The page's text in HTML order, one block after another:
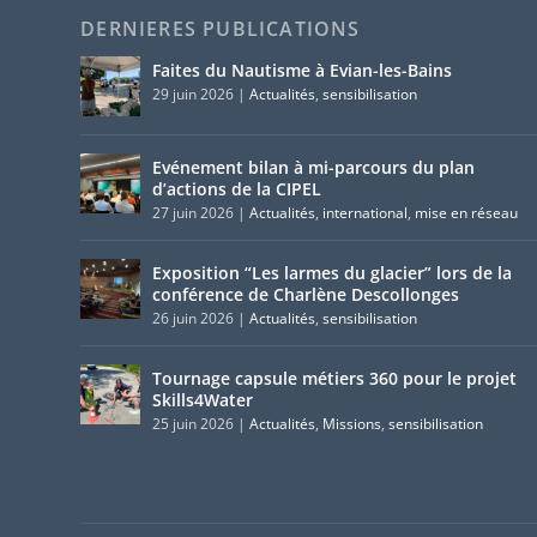
DERNIERES PUBLICATIONS
Faites du Nautisme à Evian-les-Bains
29 juin 2026 |Actualités,sensibilisation
Evénement bilan à mi-parcours du plan
d’actions de la CIPEL
27 juin 2026 |Actualités, international, mise en réseau
Exposition “Les larmes du glacier” lors de la
conférence de Charlène Descollonges
26 juin 2026 |Actualités,sensibilisation
Tournage capsule métiers 360 pour le projet
Skills4Water
25 juin 2026 |Actualités, Missions,sensibilisation